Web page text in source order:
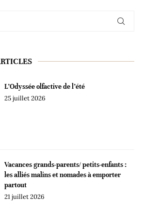
L’Odyssée olfactive de l’été
25 juillet 2026
Vacances grands-parents/ petits-enfants :
les alliés malins et nomades à emporter
partout
21 juillet 2026